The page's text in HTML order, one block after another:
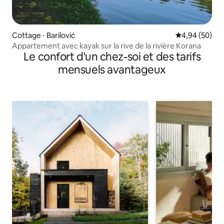
Cottage ⋅ Barilović Évaluation
4,94 (50)
Appartement avec kayak sur la rive de la rivière Korana
Le confort d'un chez-soi et des tarifs
mensuels avantageux